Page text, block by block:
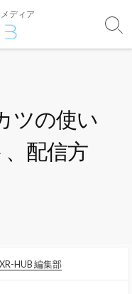
ディア
ツの使い
配信方
XR-HUB 編集部